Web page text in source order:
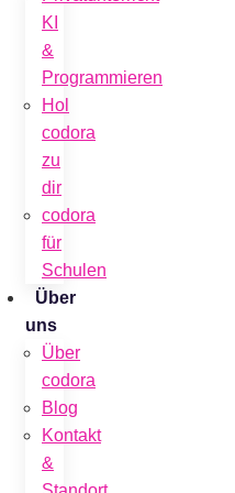
KI
&
Programmieren
Hol
codora
zu
dir
codora
für
Schulen
Über
uns
Über
codora
Blog
Kontakt
&